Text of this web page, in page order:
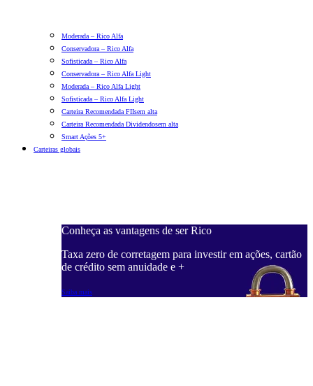
Moderada – Rico Alfa
Conservadora – Rico Alfa
Sofisticada – Rico Alfa
Conservadora – Rico Alfa Light
Moderada – Rico Alfa Light
Sofisticada – Rico Alfa Light
Carteira Recomendada FIIsem alta
Carteira Recomendada Dividendosem alta
Smart Ações 5+
Carteiras globais
Conheça as vantagens de ser Rico
Taxa zero de corretagem para investir em ações, cartão
de crédito sem anuidade e +
Saiba mais